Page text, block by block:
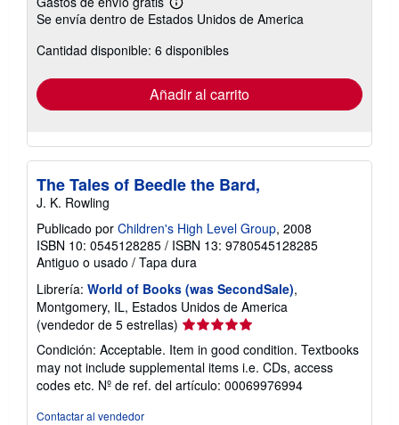
Más
información
las
tarifas
envío
Se envía dentro de Estados Unidos de America
Cantidad disponible: 6 disponibles
Añadir al carrito
The Tales of Beedle the Bard,
J. K. Rowling
Publicado por Children's High Level Group, 2008
ISBN 10: 0545128285 / ISBN 13: 9780545128285
Antiguo o usado / Tapa dura
Librería: World of Books (was SecondSale),
Montgomery, IL, Estados Unidos de America
(vendedor de 5 estrellas) Calificación
vendedor:
5
de
Condición: Acceptable. Item in good condition. Textbooks
may not include supplemental items i.e. CDs, access
codes etc. Nº de ref. del artículo: 00069976994
Contactar al vendedor